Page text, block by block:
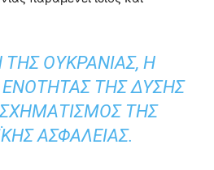
ΟΥΚΡΑΝΊΑΣ, Η
ΤΗΣ ΔΎΣΗΣ
ΤΗΣ
ΑΣΦΆΛΕΙΑΣ.